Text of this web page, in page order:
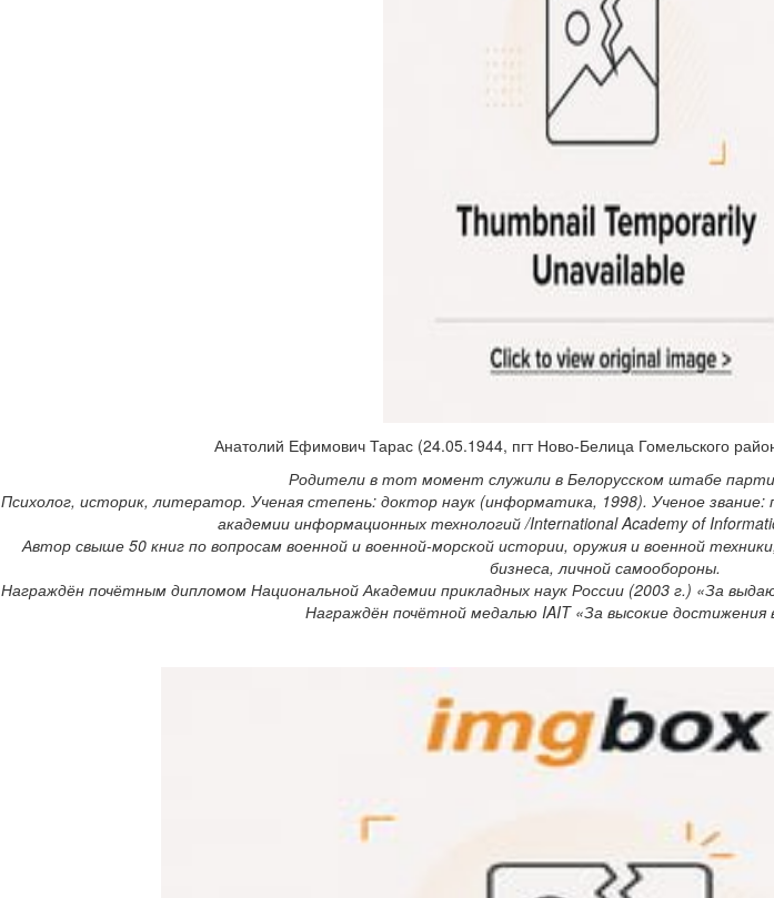
Анатолий Ефимович Тарас (24.05.1944, пгт Ново-Белица Гомельского
Родители в тот момент служили в Белорусском штабе
Психолог, историк, литератор. Ученая степень: доктор наук (информатика, 1998). Ученое
академии информационных технологий /International Academy of
Автор свыше 50 книг по вопросам военной и военной-морской истории, оружия и военной
бизнеса, личной самообороны.
Награждён почётным дипломом Национальной Академии прикладных наук России (2003 г.) «За
Награждён почётной медалью IAIT «За высокие достижения